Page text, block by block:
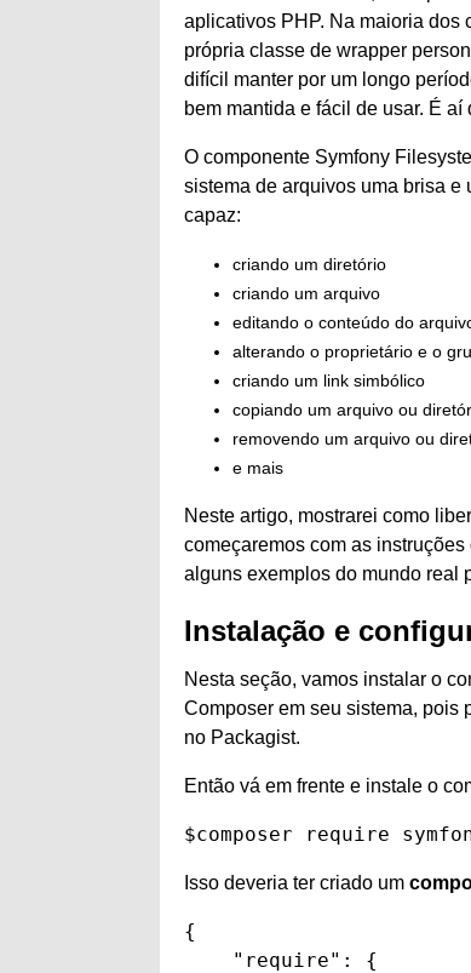
aplicativos PHP. Na maioria dos
própria classe de wrapper
difícil manter por um longo
bem mantida e fácil de usar. É
O componente Symfony
sistema de arquivos uma brisa e
capaz:
criando um diretório
criando um arquivo
editando o conteúdo do
alterando o proprietário e o
criando um link simbólico
copiando um arquivo ou
removendo um arquivo ou
e mais
Neste artigo, mostrarei como
começaremos com as
alguns exemplos do mundo real
Instalação e
Nesta seção, vamos instalar o
Composer em seu sistema, pois
no Packagist.
Então vá em frente e instale o
$composer require
Isso deveria ter criado um
{
    "require": {